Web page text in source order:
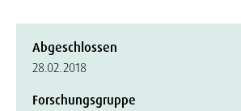
Abgeschlossen
28.02.2018
Forschungsgruppe